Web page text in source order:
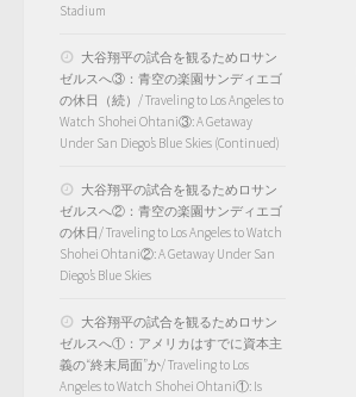
Stadium
大谷翔平の試合を観るためロサン
ゼルスへ③：青空の楽園サンディエゴ
の休日（続）/ Traveling to Los Angeles to
Watch Shohei Ohtani③: A Getaway
Under San Diego’s Blue Skies (Continued)
大谷翔平の試合を観るためロサン
ゼルスへ②：青空の楽園サンディエゴ
の休日/ Traveling to Los Angeles to Watch
Shohei Ohtani②: A Getaway Under San
Diego’s Blue Skies
大谷翔平の試合を観るためロサン
ゼルスへ①：アメリカはすでに資本主
義の“終末局面”か/ Traveling to Los
Angeles to Watch Shohei Ohtani①: Is